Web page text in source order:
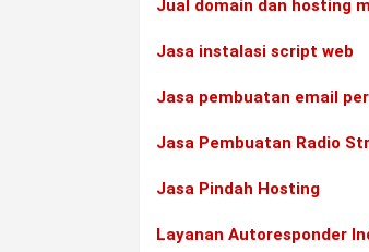
Jual domain dan hosting
Jasa instalasi script web
Jasa pembuatan email
Jasa Pembuatan Radio
Jasa Pindah Hosting
Layanan Autoresponder